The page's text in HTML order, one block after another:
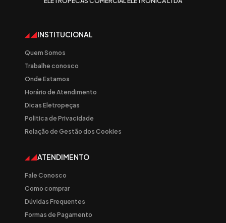
INSTITUCIONAL
Quem Somos
Trabalhe conosco
Onde Estamos
Horário de Atendimento
Dicas Eletropeças
Politica de Privacidade
Relação de Gestão dos Cookies
ATENDIMENTO
Fale Conosco
Como comprar
Dúvidas Frequentes
Formas de Pagamento